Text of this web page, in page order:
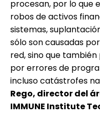
procesan, por lo que
robos de activos
sistemas,
sólo son causadas
red, sino que
por errores de
incluso catástrofes
Rego, director del
IMMUNE Institute